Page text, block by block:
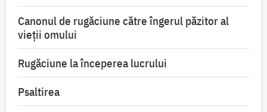
Canonul de rugăciune către îngerul păzitor al
vieții omului
Rugăciune la începerea lucrului
Psaltirea